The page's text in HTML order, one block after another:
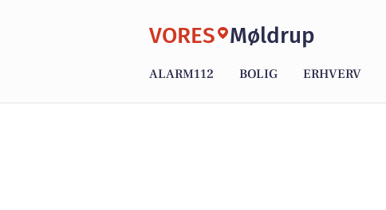
VORES Møldrup
ALARM112 BOLIG ERHVERV